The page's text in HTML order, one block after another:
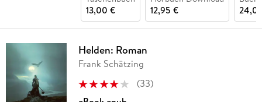
13,00 €
12,95 €
Helden: Roman
Frank Schätzing
(33)